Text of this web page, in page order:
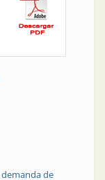
demanda de